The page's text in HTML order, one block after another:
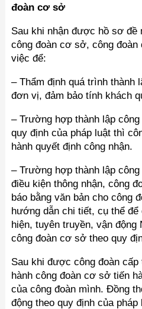
đoàn cơ sở
Sau khi nhận được hồ sơ đề
công đoàn cơ sở, công đoàn
việc để:
– Thẩm định quá trình thành
đơn vị, đảm bảo tính khách
– Trường hợp thành lập
quy định của pháp luật thì
hành quyết định công nhận.
– Trường hợp thành lập
điều kiện thông nhận, công
báo bằng văn bản cho công
hướng dẫn chi tiết, cụ thể
hiện, tuyên truyền, vận
công đoàn cơ sở theo quy
Sau khi được công đoàn
hành công đoàn cơ sở tiến
của công đoàn mình. Đồng
động theo quy định của pháp